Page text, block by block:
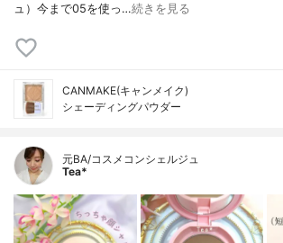
ュ）今まで05を使っ…続きを見る
CANMAKE(キャンメイク)
シェーディングパウダー
元BA/コスメコンシェルジュ
Tea*